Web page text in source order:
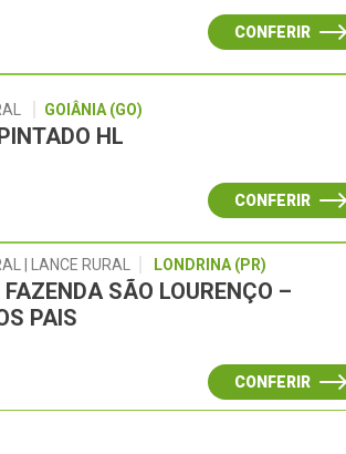
CONFERIR
GOIÂNIA (GO)
HL
CONFERIR
| LANCE RURAL LONDRINA (PR)
SÃO LOURENÇO –
PAIS
CONFERIR